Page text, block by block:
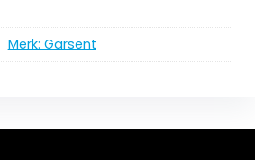
Merk: Garsent